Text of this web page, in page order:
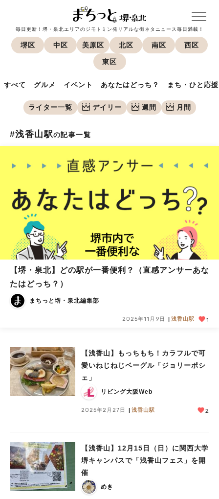
毎日更新！堺・泉北エリアのジモトミン発リアルな街ネタニュース毎日満載！
堺区 中区 美原区 北区 南区 西区
東区
すべて グルメ イベント あなたはどっち？ まち・ひと応援
ライター一覧 デイリー 週間 月間
#浅香山駅の記事一覧
【堺・泉北】どの駅が一番便利？（直感アンサーあな
たはどっち？）
まちっと堺・泉北編集部
2025年11月9日 浅香山駅 1
【浅香山】もっちもち！カラフルで可
愛いねじねじベーグル「ジョリーポシ
ェ」
リビング大阪Web
2025年2月27日 浅香山駅 2
【浅香山】12月15日（日）に関西大学
堺キャンパスで「浅香山フェス」を開
催
めき